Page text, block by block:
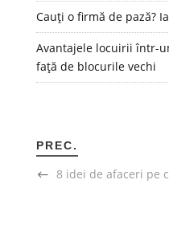
Cauți o firmă de pază?
Avantajele locuirii într-
față de blocurile vechi
PREC.
8 idei de afaceri pe